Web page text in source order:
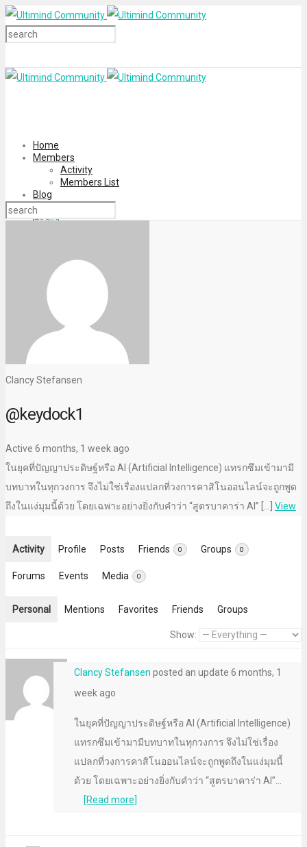
Home
Members
Activity
Members List
Blog
Login
Clancy Stefansen
@keydock1
Active 6 months, 1 week ago
ในยุคที่ปัญญาประดิษฐ์หรือ AI (Artificial Intelligence) แทรกซึมเข้ามามี
บทบาทในทุกวงการ จึงไม่ใช่เรื่องแปลกที่วงการคาสิโนออนไลน์จะถูกพูด
ถึงในแง่มุมนี้ด้วย โดยเฉพาะอย่างยิ่งกับคำว่า “สูตรบาคาร่า AI” […] View
Activity Profile Posts Friends 0 Groups 0
Forums Events Media 0
Personal Mentions Favorites Friends Groups
Show:
Clancy Stefansen posted an update 6 months, 1
week ago
ในยุคที่ปัญญาประดิษฐ์หรือ AI (Artificial Intelligence)
แทรกซึมเข้ามามีบทบาทในทุกวงการ จึงไม่ใช่เรื่อง
แปลกที่วงการคาสิโนออนไลน์จะถูกพูดถึงในแง่มุมนี้
ด้วย โดยเฉพาะอย่างยิ่งกับคำว่า “สูตรบาคาร่า AI”…
[Read more]